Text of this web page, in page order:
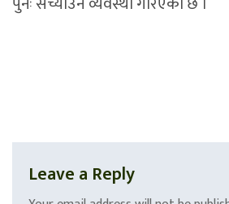
Leave a Reply